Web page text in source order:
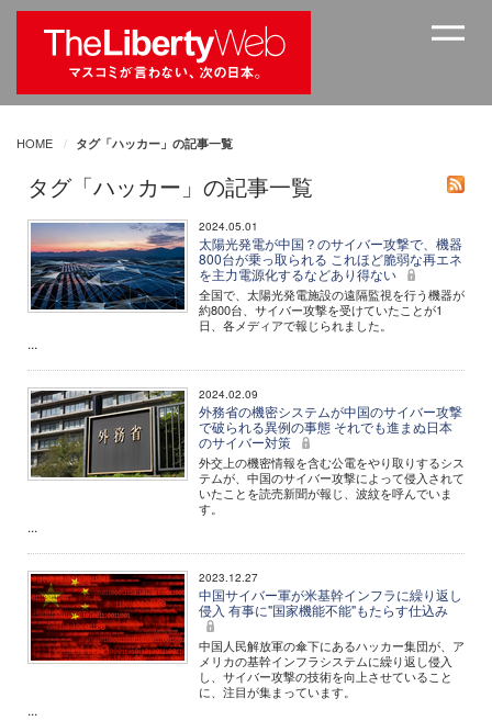
HOME タグ「ハッカー」の記事一覧
タグ「ハッカー」の記事一覧
2024.05.01
太陽光発電が中国？のサイバー攻撃で、機器
800台が乗っ取られる これほど脆弱な再エネ
を主力電源化するなどあり得ない
全国で、太陽光発電施設の遠隔監視を行う機器が
約800台、サイバー攻撃を受けていたことが1
日、各メディアで報じられました。
...
2024.02.09
外務省の機密システムが中国のサイバー攻撃
で破られる異例の事態 それでも進まぬ日本
のサイバー対策
外交上の機密情報を含む公電をやり取りするシス
テムが、中国のサイバー攻撃によって侵入されて
いたことを読売新聞が報じ、波紋を呼んでいま
す。
...
2023.12.27
中国サイバー軍が米基幹インフラに繰り返し
侵入 有事に"国家機能不能"もたらす仕込み
中国人民解放軍の傘下にあるハッカー集団が、ア
メリカの基幹インフラシステムに繰り返し侵入
し、サイバー攻撃の技術を向上させていること
に、注目が集まっています。
...